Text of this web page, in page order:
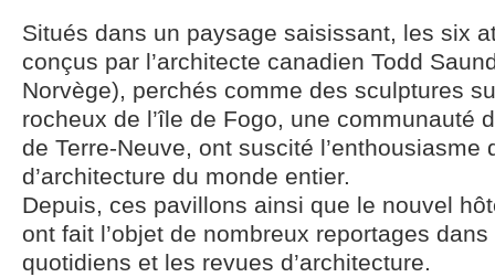
Situés dans un paysage saisissant, les six
conçus par l’architecte canadien Todd
Norvège), perchés comme des sculptures
rocheux de l’île de Fogo, une communauté
de Terre-Neuve, ont suscité l’enthousiasme
d’architecture du monde entier.
Depuis, ces pavillons ainsi que le nouvel
ont fait l’objet de nombreux reportages
quotidiens et les revues d’architecture.